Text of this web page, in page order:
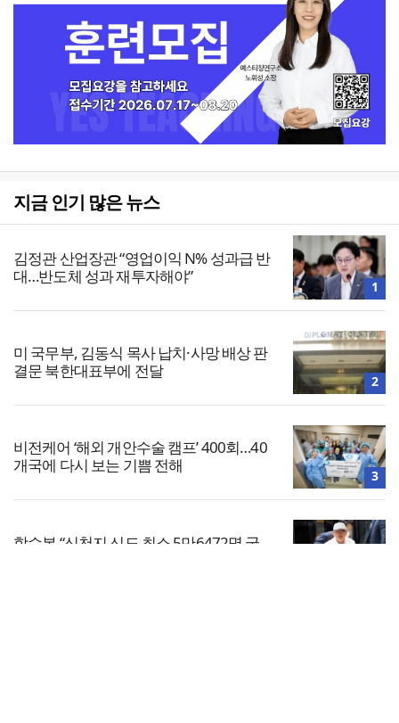
지금 인기 많은 뉴스
김정관 산업장관 “영업이익 N% 성과급 반
대…반도체 성과 재투자해야”
1
미 국무부, 김동식 목사 납치·사망 배상 판
결문 북한대표부에 전달
2
비전케어 ‘해외 개안수술 캠프’ 400회…40
개국에 다시 보는 기쁨 전해
3
합수본 “신천지 신도 최소 5만6472명 국